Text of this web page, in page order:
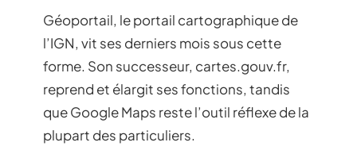
Géoportail, le portail cartographique de
l’IGN, vit ses derniers mois sous cette
forme. Son successeur, cartes.gouv.fr,
reprend et élargit ses fonctions, tandis
que Google Maps reste l’outil réflexe de la
plupart des particuliers.